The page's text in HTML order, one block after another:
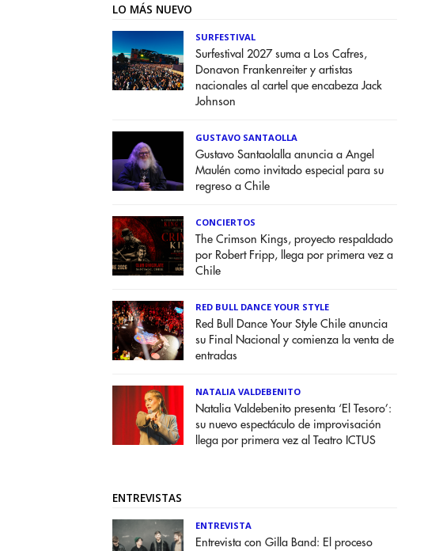
LO MÁS NUEVO
SURFESTIVAL
Surfestival 2027 suma a Los Cafres,
Donavon Frankenreiter y artistas
nacionales al cartel que encabeza Jack
Johnson
GUSTAVO SANTAOLLA
Gustavo Santaolalla anuncia a Angel
Maulén como invitado especial para su
regreso a Chile
CONCIERTOS
The Crimson Kings, proyecto respaldado
por Robert Fripp, llega por primera vez a
Chile
RED BULL DANCE YOUR STYLE
Red Bull Dance Your Style Chile anuncia
su Final Nacional y comienza la venta de
entradas
NATALIA VALDEBENITO
Natalia Valdebenito presenta ‘El Tesoro’:
su nuevo espectáculo de improvisación
llega por primera vez al Teatro ICTUS
ENTREVISTAS
ENTREVISTA
Entrevista con Gilla Band: El proceso